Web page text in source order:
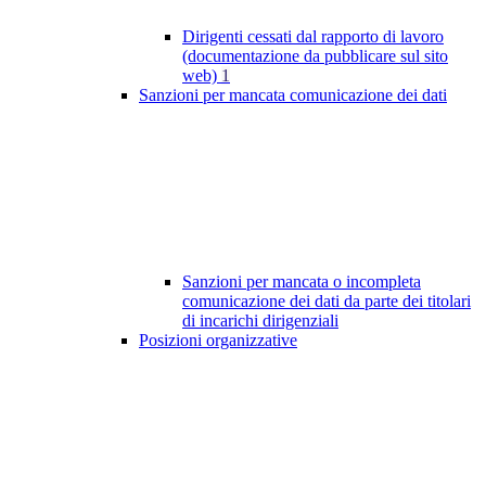
Dirigenti cessati dal rapporto di lavoro
(documentazione da pubblicare sul sito
web) 1
Sanzioni per mancata comunicazione dei dati
Sanzioni per mancata o incompleta
comunicazione dei dati da parte dei titolari
di incarichi dirigenziali
Posizioni organizzative